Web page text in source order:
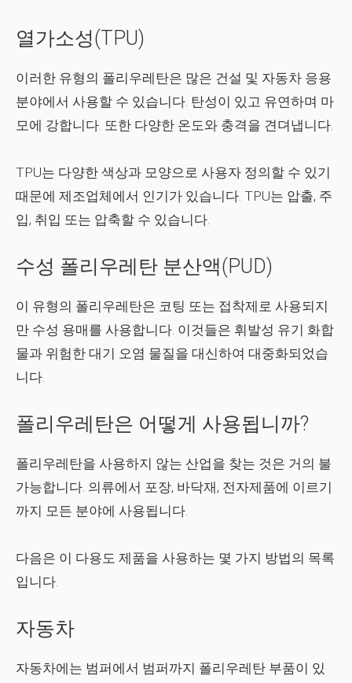
열가소성(TPU)
이러한 유형의 폴리우레탄은 많은 건설 및 자동차 응용
분야에서 사용할 수 있습니다. 탄성이 있고 유연하며 마
모에 강합니다. 또한 다양한 온도와 충격을 견뎌냅니다.
TPU는 다양한 색상과 모양으로 사용자 정의할 수 있기
때문에 제조업체에서 인기가 있습니다. TPU는 압출, 주
입, 취입 또는 압축할 수 있습니다.
수성 폴리우레탄 분산액(PUD)
이 유형의 폴리우레탄은 코팅 또는 접착제로 사용되지
만 수성 용매를 사용합니다. 이것들은 휘발성 유기 화합
물과 위험한 대기 오염 물질을 대신하여 대중화되었습
니다.
폴리우레탄은 어떻게 사용됩니까?
폴리우레탄을 사용하지 않는 산업을 찾는 것은 거의 불
가능합니다. 의류에서 포장, 바닥재, 전자제품에 이르기
까지 모든 분야에 사용됩니다.
다음은 이 다용도 제품을 사용하는 몇 가지 방법의 목록
입니다.
자동차
자동차에는 범퍼에서 범퍼까지 폴리우레탄 부품이 있